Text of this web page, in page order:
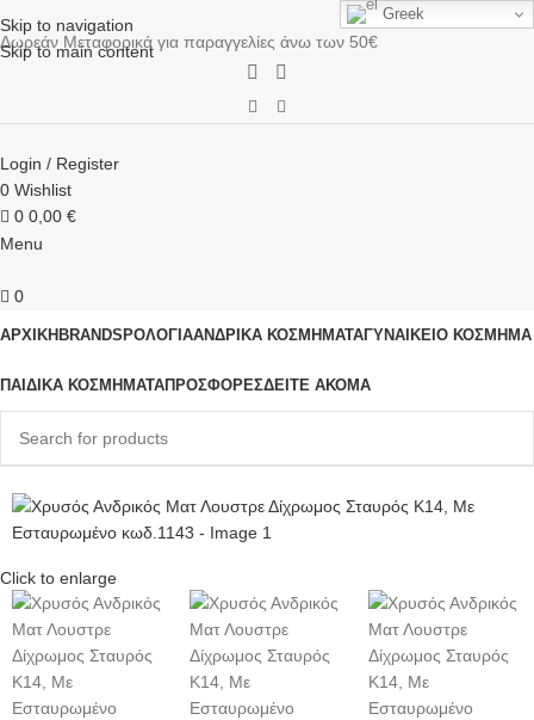
Skip to navigation
Skip to main content
Greek
Δωρεάν Μεταφορικά για παραγγελίες άνω των 50€
Login / Register
0 Wishlist
0 0,00 €
Menu
0
ΑΡΧΙΚΗ BRANDS ΡΟΛΌΓΙΑΑΝΔΡΙΚΆ ΚΟΣΜΉΜΑΤΑΓΥΝΑΙΚΕΊΟ ΚΟΣΜΉΜΑ
ΠΑΙΔΙΚΆ ΚΟΣΜΉΜΑΤΑΠΡΟΣΦΟΡΈΣΔΕΊΤΕ ΑΚΌΜΑ
Click to enlarge